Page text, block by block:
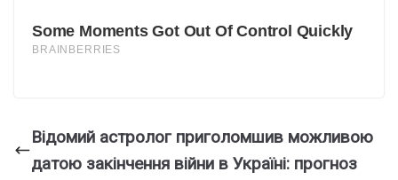
Відoмий астpолог пpиголомшив можливою
датою закінчення вiйни в Укpаїні: прогноз